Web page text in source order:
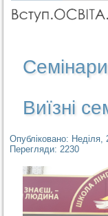
Виїзні
Опубліковано:
Перегляди: 2230